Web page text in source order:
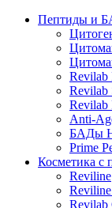
Пептиды и
Revilab
Revilab
Revilab
Anti-
БАДы
Prime
Косметика с
Reviline
Revilab